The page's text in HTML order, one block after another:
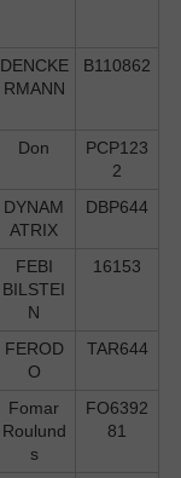
DENCKE
RMANN
B110862
Don
PCP123
2
DYNAM
ATRIX
DBP644
FEBI
BILSTEI
N
16153
FEROD
O
TAR644
Fomar
Roulund
s
FO6392
81